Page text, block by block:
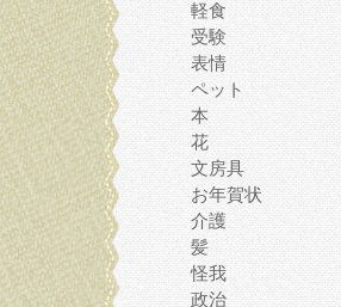
軽食
受験
表情
ペット
本
花
文房具
お年賀状
介護
髪
怪我
政治